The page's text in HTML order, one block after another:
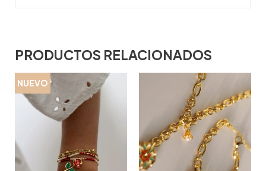
PRODUCTOS RELACIONADOS
NUEVO